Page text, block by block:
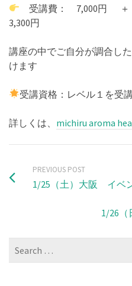
受講費： 7,000円 ＋
3,300円
講座の中でご自分が調合し
けます
受講資格：レベル１を受
詳しくは、 michiru aroma
PREVIOUS POST
1/25（土）大阪 イベ
1/26
Search